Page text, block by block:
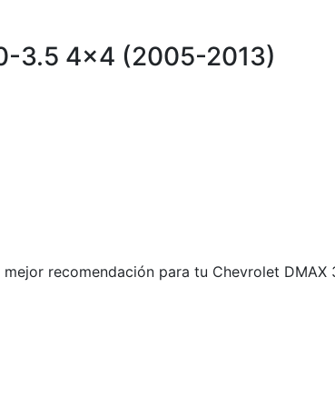
3.5 4×4 (2005-2013)
recomendación para tu Chevrolet